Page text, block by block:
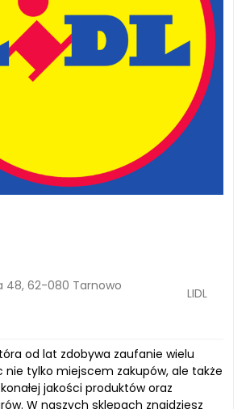
48, 62-080 Tarnowo
LIDL
od lat zdobywa zaufanie wielu
nie tylko miejscem zakupów, ale także
jakości produktów oraz
W naszych sklepach znajdziesz